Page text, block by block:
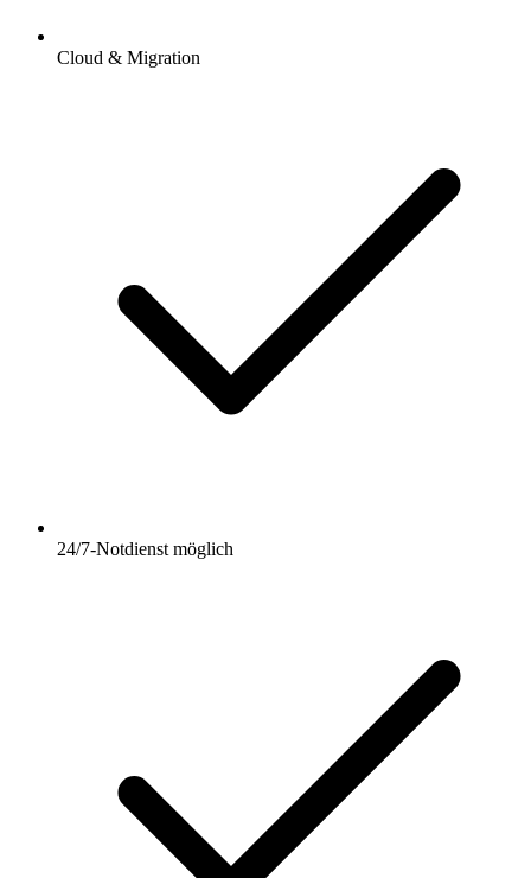
Cloud & Migration
24/7-Notdienst möglich